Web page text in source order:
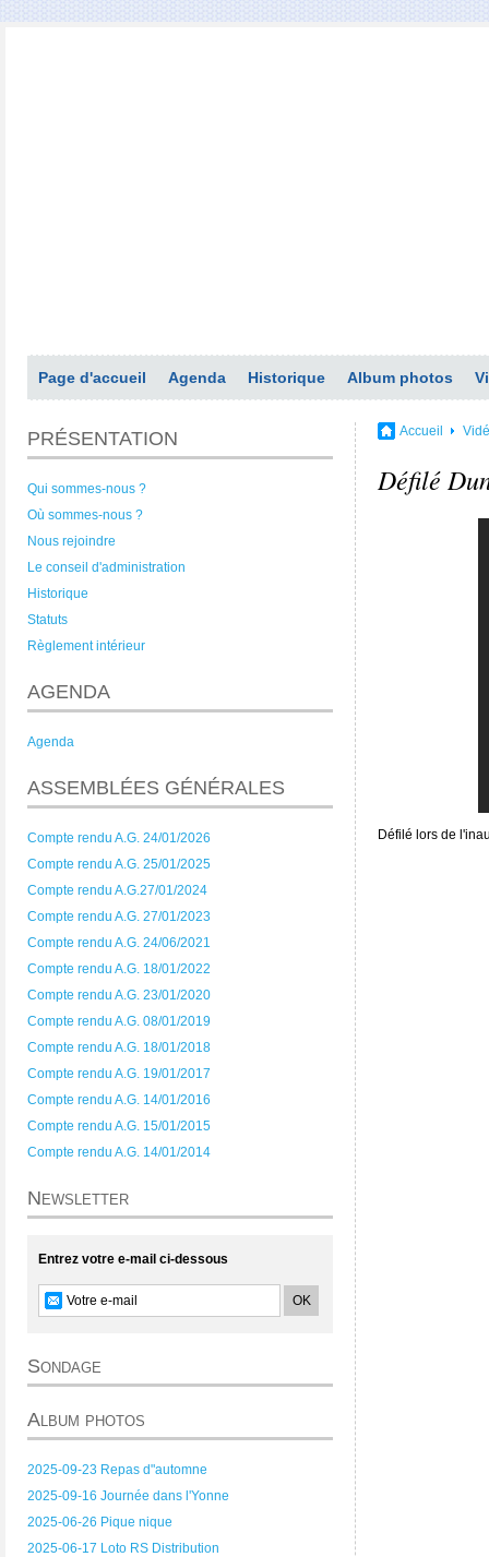
Page d'accueil Agenda Historique Album photos
PRÉSENTATION
Qui sommes-nous ?
Où sommes-nous ?
Nous rejoindre
Le conseil d'administration
Historique
Statuts
Règlement intérieur
AGENDA
Agenda
ASSEMBLÉES GÉNÉRALES
Compte rendu A.G. 24/01/2026
Compte rendu A.G. 25/01/2025
Compte rendu A.G.27/01/2024
Compte rendu A.G. 27/01/2023
Compte rendu A.G. 24/06/2021
Compte rendu A.G. 18/01/2022
Compte rendu A.G. 23/01/2020
Compte rendu A.G. 08/01/2019
Compte rendu A.G. 18/01/2018
Compte rendu A.G. 19/01/2017
Compte rendu A.G. 14/01/2016
Compte rendu A.G. 15/01/2015
Compte rendu A.G. 14/01/2014
Newsletter
Entrez votre e-mail ci-dessous
Sondage
Album photos
2025-09-23 Repas d"automne
2025-09-16 Journée dans l'Yonne
2025-06-26 Pique nique
2025-06-17 Loto RS Distribution
Accueil
Défilé
Défilé lors de